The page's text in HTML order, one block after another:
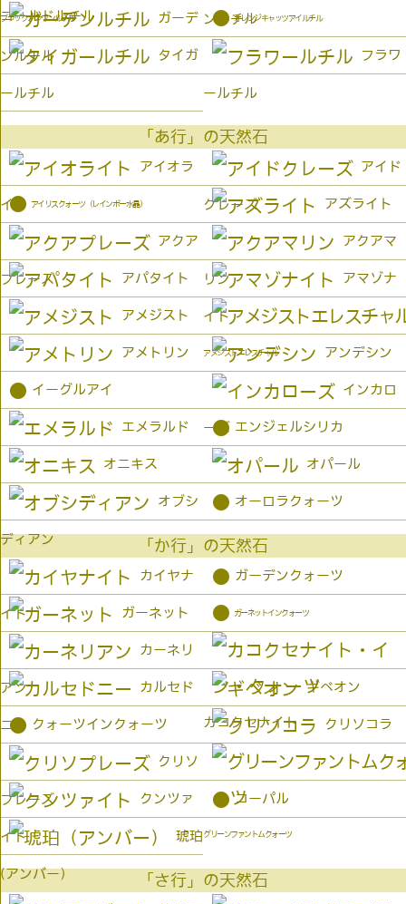
ゴールドルチル
ブラックブラウンルチル ンルチル
ガーデ
ンルチル
● オレンジキャッツアイルチル
タイガ
ールチル
フラワ
ールチル
「あ行」の天然石
アイオラ
イト
アイド
クレーズ
● アイリスクォーツ（レインボー水晶） アズライト
アクア
プレーズ
アクアマ
リン
アパタイト アマゾナ
イト
アメジスト
アメジストエレスチャル
アメトリン アンデシン
● イーグルアイ インカロ
ーズ
エメラルド ● エンジェルシリカ
オニキス オパール
オブシ
ディアン
● オーロラクォーツ
「か行」の天然石
カイヤナ
イト
● ガーデンクォーツ
ガーネット ● ガーネットインクォーツ
カーネリ
アン
カコクセナイト
カルセド
ニー
ギベオン
● クォーツインクォーツ クリソコラ
クリソ
プレーズ
グリーンファントムクォーツ
クンツァ
イト
● コーパル
琥珀
(アンバー） 「さ行」の天然石